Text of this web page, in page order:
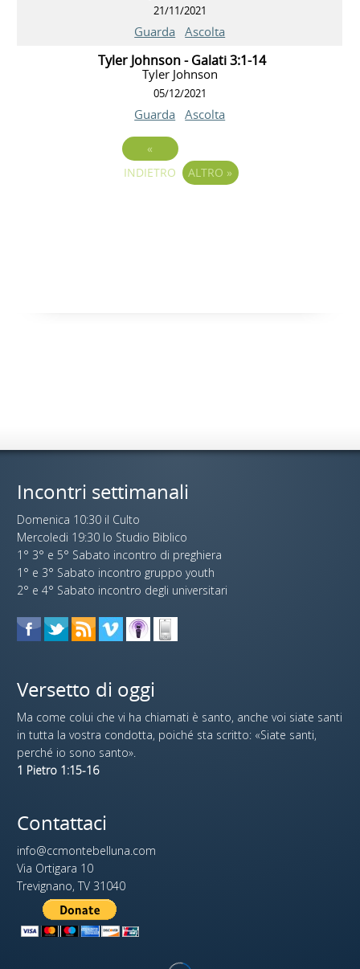
21/11/2021
Guarda Ascolta
Tyler Johnson - Galati 3:1-14
Tyler Johnson
05/12/2021
Guarda Ascolta
«
INDIETRO
ALTRO »
Incontri settimanali
Domenica 10:30 il Culto
Mercoledi 19:30 lo Studio Biblico
1° 3° e 5° Sabato incontro di preghiera
1° e 3° Sabato incontro gruppo youth
2° e 4° Sabato incontro degli universitari
Versetto di oggi
Ma come colui che vi ha chiamati è santo, anche voi siate santi
in tutta la vostra condotta, poiché sta scritto: «Siate santi,
perché io sono santo».
1 Pietro 1:15-16
Contattaci
info@ccmontebelluna.com
Via Ortigara 10
Trevignano, TV 31040